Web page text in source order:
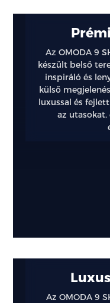
Az OMODA 9
készült belső
inspiráló és
külső
luxussal és
az utasokat,
Az OMODA 9